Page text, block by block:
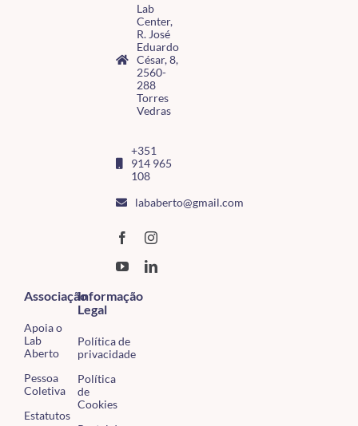
Lab
Center,
R. José
Eduardo
César, 8,
2560-
288
Torres
Vedras
+351
914 965
108
lababerto@gmail.com
Associação
Apoia o
Lab
Aberto
Pessoa
Coletiva
Estatutos
Informação
Legal
Política de
privacidade
Política
de
Cookies